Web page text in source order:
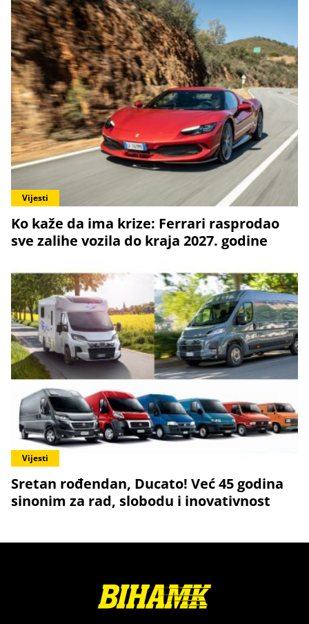
Vijesti
Ko kaže da ima krize: Ferrari rasprodao
sve zalihe vozila do kraja 2027. godine
Vijesti
Sretan rođendan, Ducato! Već 45 godina
sinonim za rad, slobodu i inovativnost